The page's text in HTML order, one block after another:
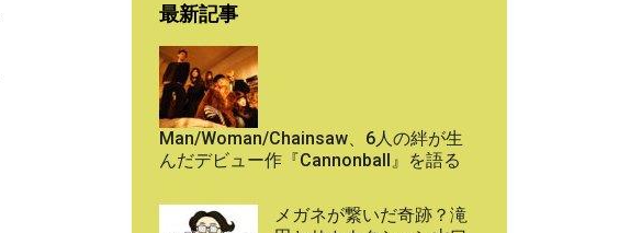
最新記事
Man/Woman/Chainsaw、6人の絆が生
んだデビュー作『Cannonball』を語る
メガネが繋いだ奇跡？滝